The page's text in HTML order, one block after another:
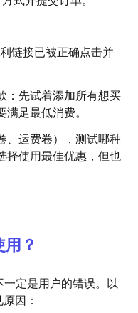
链接已被正确点击并
：先试着添加所有想买
足最低消费。
、运费卷），测试哪种
择使用最佳优惠，但也
？
定是用户的错误。以
因：